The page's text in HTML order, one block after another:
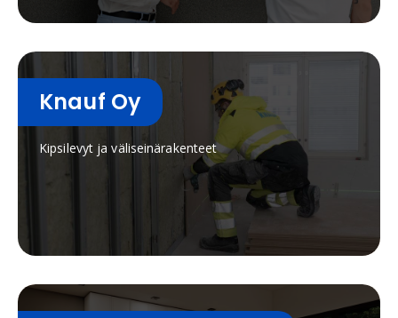
Knauf Oy
Kipsilevyt ja väliseinärakenteet